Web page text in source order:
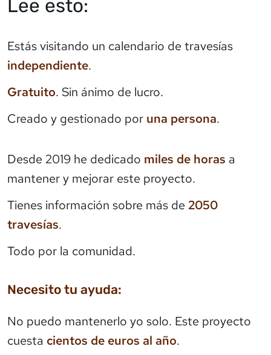
Lee esto:
Estás visitando un calendario de travesías
independiente.
Gratuito. Sin ánimo de lucro.
Creado y gestionado por una persona.
Desde 2019 he dedicado miles de horas a
mantener y mejorar este proyecto.
Tienes información sobre más de 2050
travesías.
Todo por la comunidad.
Necesito tu ayuda:
No puedo mantenerlo yo solo. Este proyecto
cuesta cientos de euros al año.